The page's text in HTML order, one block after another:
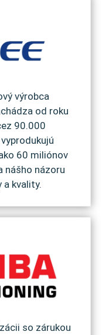
výrobca
od roku
90.000
60 miliónov
nášho názoru
a kvality.
so zárukou